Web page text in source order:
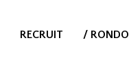
RECRUIT / RONDO